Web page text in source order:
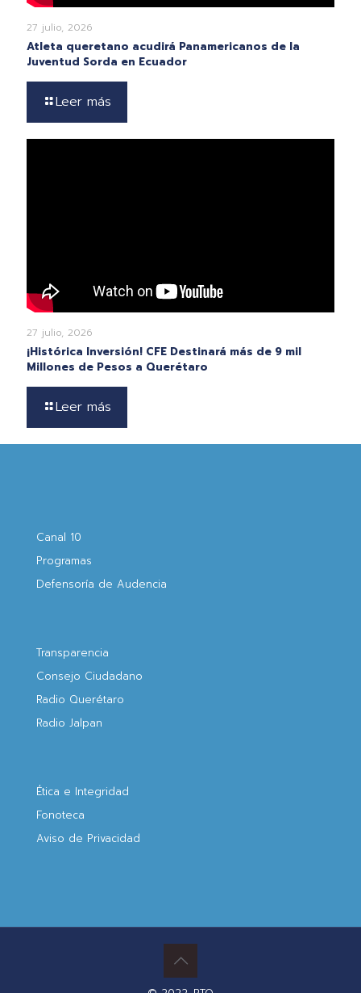
27 julio, 2026
Atleta queretano acudirá Panamericanos de la
Juventud Sorda en Ecuador
Leer más
27 julio, 2026
¡Histórica Inversión! CFE Destinará más de 9 mil
Millones de Pesos a Querétaro
Leer más
Canal 10
Programas
Defensoría de Audencia
Transparencia
Consejo Ciudadano
Radio Querétaro
Radio Jalpan
Ética e Integridad
Fonoteca
Aviso de Privacidad